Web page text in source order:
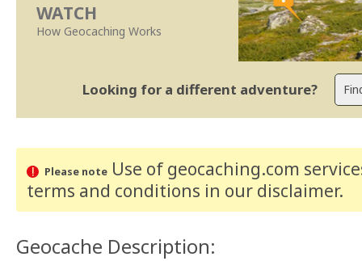
WATCH
How Geocaching Works
Looking for a different adventure?
Please noteUse of geocaching.com
terms and conditions in our disclaimer.
Geocache Description: